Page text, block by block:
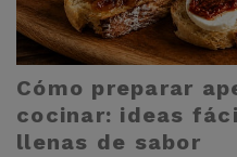
Cómo preparar
cocinar: ideas
llenas de sabor